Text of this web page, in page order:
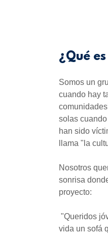
¿Qué
Somos un
cuando hay
solas
han sido
llama "la
Nosotros
sonrisa
proyecto:
"Queridos
vida un sofá